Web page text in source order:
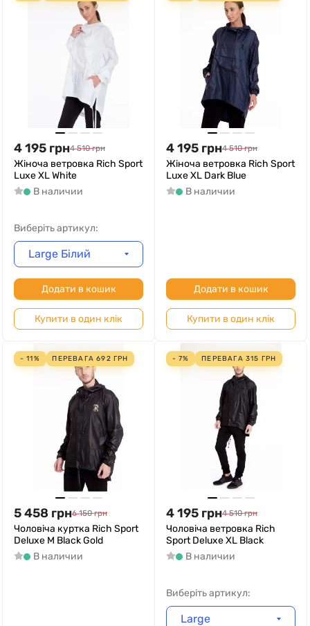
4 195 грн4 510 грн
Жіноча ветровка Rich Sport
Luxe XL White
В наличии
Виберіть артикул:
Large Білий
Додати в кошик
Купити в один клік
4 195 грн4 510 грн
Жіноча ветровка Rich Sport
Luxe XL Dark Blue
В наличии
Додати в кошик
Купити в один клік
- 11% ПЕРЕВАГА692 ГРН
5 458 грн6 150 грн
Чоловіча куртка Rich Sport
Deluxe M Black Gold
В наличии
- 7% ПЕРЕВАГА315 ГРН
4 195 грн4 510 грн
Чоловіча ветровка Rich
Sport Deluxe XL Black
В наличии
Виберіть артикул:
Large